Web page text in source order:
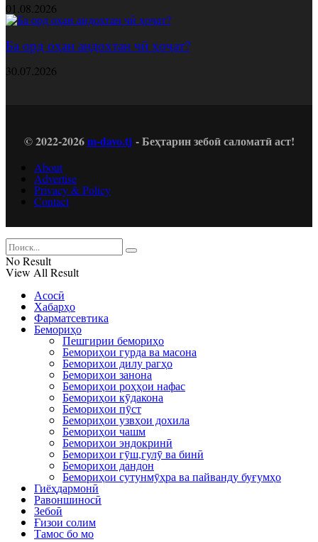
01.08.2026
Ба орд оҳан андохтан чӣ ҳоҷат?
30.07.2026
© 2022-2026m-davo.tj- Беҳтарин зебоӣ саломатӣ аст!
About
Advertise
Privacy & Policy
Contact
No Result
View All Result
Асосӣ
Хабарҳо
Фарматсевтика
Бемориҳо
Пешгирии бемориҳо
Бемориҳои гурда ва масона
Бемориҳои дилу рагҳо
Бемориҳои занона
Бемориҳои роҳҳои нафас
Бемориҳои кӯдакона
Бемориҳои пӯст
Бемориҳои узвҳои дохила
Бемориҳои чашм
Бемориҳои эндокринӣ
Бемориҳои гӯш,гулӯ ва бинӣ
Бемориҳои дандон
Бемориҳои сутунмӯҳра ва пайванду буғумҳо
Гиёҳдармонӣ
Равоншиносӣ
Зебоӣ
Ғизои солим
Тамос бо мо